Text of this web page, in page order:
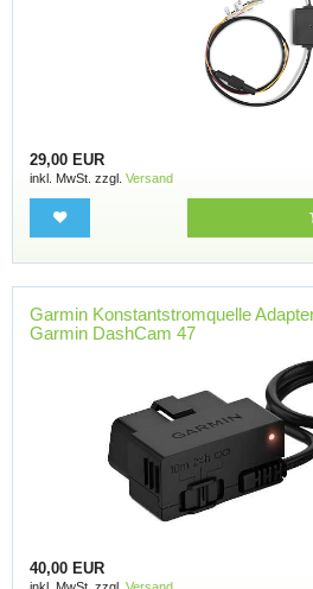
29,00 EUR
inkl. MwSt. zzgl. Versand
Garmin Konstantstromquelle
Garmin DashCam 47
40,00 EUR